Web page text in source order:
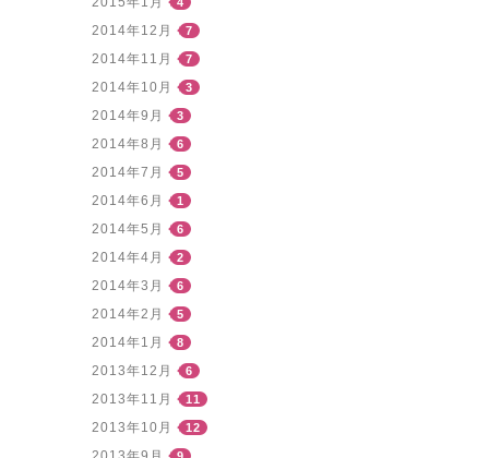
2014年12月 7
2014年11月 7
2014年10月 3
2014年9月 3
2014年8月 6
2014年7月 5
2014年6月 1
2014年5月 6
2014年4月 2
2014年3月 6
2014年2月 5
2014年1月 8
2013年12月 6
2013年11月 11
2013年10月 12
9